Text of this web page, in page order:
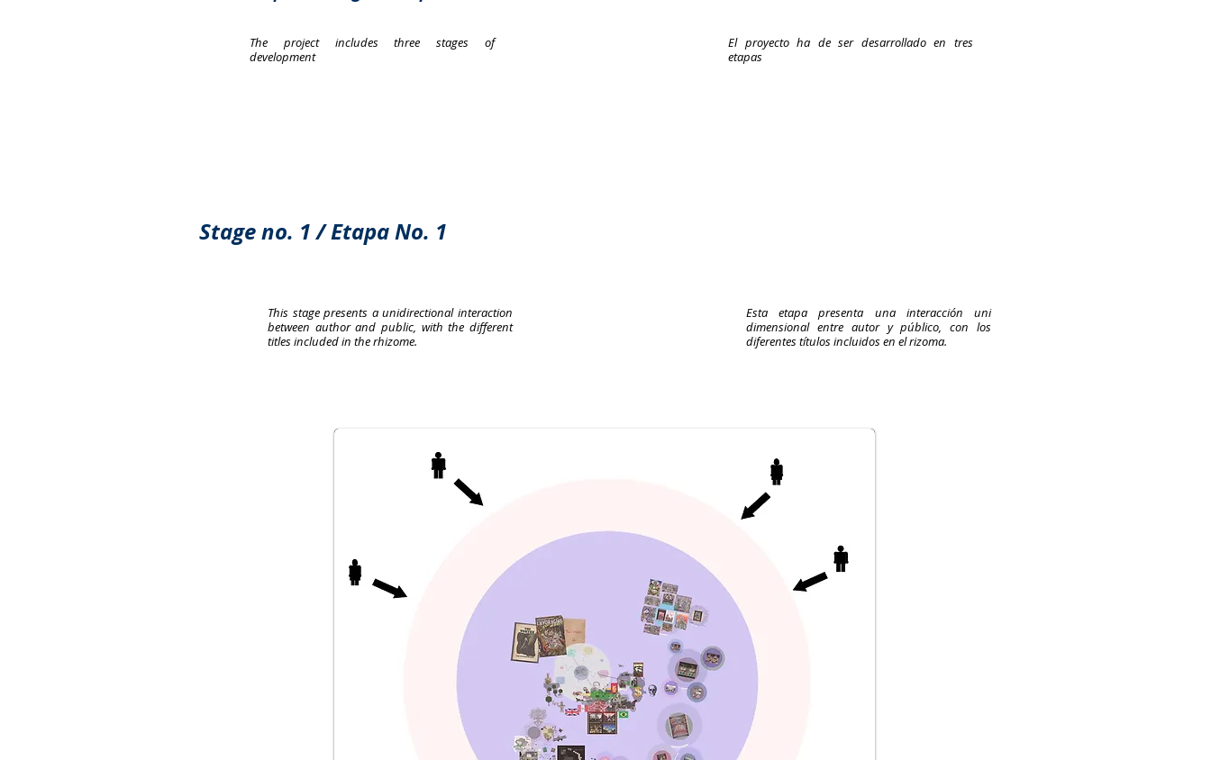
The project includes three stages of
development
El proyecto ha de ser desarrollado en tres
etapas
Stage no. 1 / Etapa No. 1
This stage presents a unidirectional interaction
between author and public, with the different
titles included in the rhizome.
Esta etapa presenta una interacción uni
dimensional entre autor y público, con los
diferentes títulos incluidos en el rizoma.